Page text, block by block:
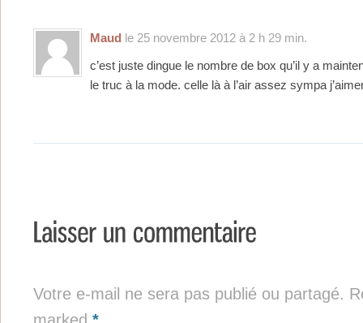
Maud le 25 novembre 2012 à 2 h 29 min.
c’est juste dingue le nombre de box qu’il y a
le truc à la mode. celle là à l’air assez sympa
Votre e-mail ne sera pas publié ou partagé.